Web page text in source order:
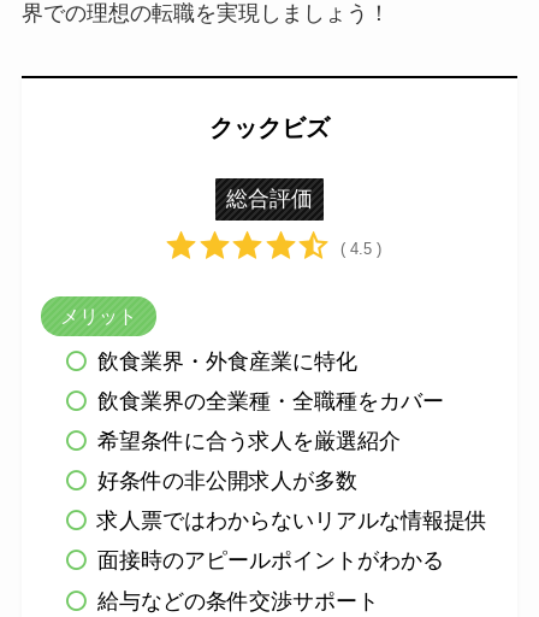
界での理想の転職を実現しましょう！
クックビズ
総合評価
( 4.5 )
メリット
飲食業界・外食産業に特化
飲食業界の全業種・全職種をカバー
希望条件に合う求人を厳選紹介
好条件の非公開求人が多数
求人票ではわからないリアルな情報提供
面接時のアピールポイントがわかる
給与などの条件交渉サポート